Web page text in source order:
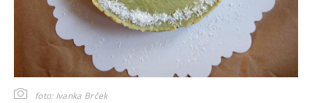
foto: Ivanka Brček